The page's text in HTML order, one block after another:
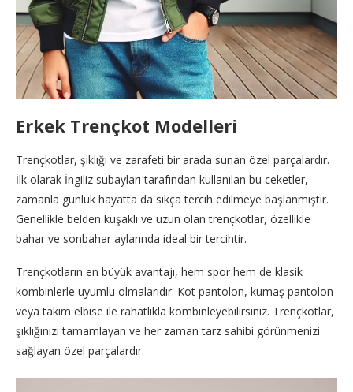
Erkek Trençkot Modelleri
Trençkotlar, şıklığı ve zarafeti bir arada sunan özel parçalardır.
İlk olarak İngiliz subayları tarafından kullanılan bu ceketler,
zamanla günlük hayatta da sıkça tercih edilmeye başlanmıştır.
Genellikle belden kuşaklı ve uzun olan trençkotlar, özellikle
bahar ve sonbahar aylarında ideal bir tercihtir.
Trençkotların en büyük avantajı, hem spor hem de klasik
kombinlerle uyumlu olmalarıdır. Kot pantolon, kumaş pantolon
veya takım elbise ile rahatlıkla kombinleyebilirsiniz. Trençkotlar,
şıklığınızı tamamlayan ve her zaman tarz sahibi görünmenizi
sağlayan özel parçalardır.